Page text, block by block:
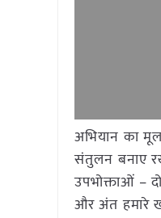
अभियान का
संतुलन बनाए
उपभोक्ताओं –
और अंत हमारे